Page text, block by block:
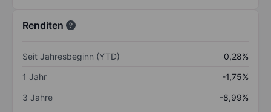
Renditen
Seit Jahresbeginn (YTD)
0,28%
1 Jahr
-1,75%
3 Jahre
-8,99%